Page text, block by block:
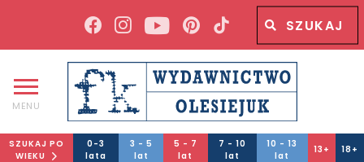
Wyszukiwana fraza
MENU
SZUKAJ PO
WIEKU
0-3
lata
3 - 5
lat
5 - 7
lat
7 - 10
lat
10 - 13
lat
13+ 18+